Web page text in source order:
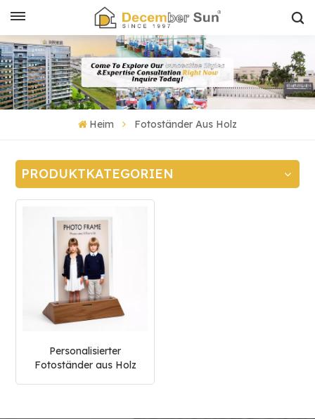
Heim Fotoständer Aus Holz
PRODUKTKATEGORIEN
Personalisierter
Fotoständer aus Holz